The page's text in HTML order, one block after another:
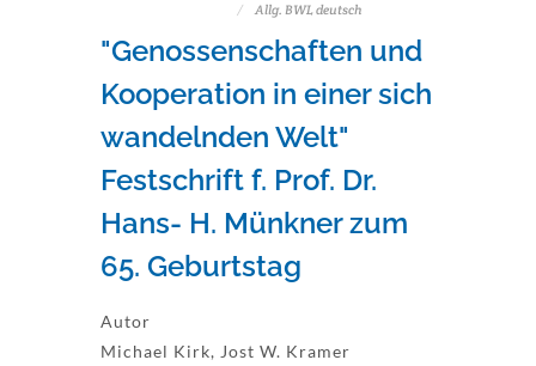
Allg. BWL deutsch
"Genossenschaften und
Kooperation in einer sich
wandelnden Welt"
Festschrift f. Prof. Dr.
Hans- H. Münkner zum
65. Geburtstag
Autor
Michael Kirk, Jost W. Kramer